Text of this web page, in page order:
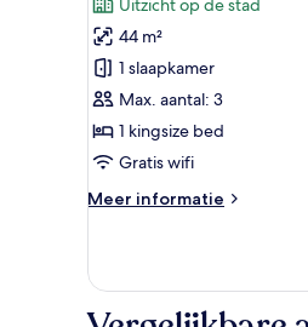
King
Room
laden
Uitzicht op de stad
44 m²
1 slaapkamer
Max. aantal: 3
1 kingsize bed
Gratis wifi
Meer informatie
Meer
King